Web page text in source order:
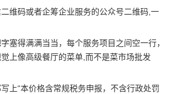
二维码或者企筹企业服务的公众号二维码,一
塞得满满当当，每个服务项目之间空一行，
上像高级餐厅的菜单,而不是菜市场批发
上“本价格含常规税务申报，不含行政处罚